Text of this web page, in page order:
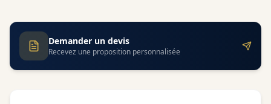
Demander un devis
Recevez une proposition personnalisée